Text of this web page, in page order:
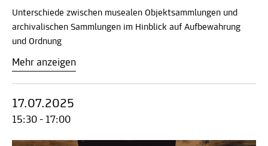
Unterschiede zwischen musealen Objektsammlungen und
archivalischen Sammlungen im Hinblick auf Aufbewahrung
und Ordnung
Mehr anzeigen
17.07.2025
15:30 - 17:00